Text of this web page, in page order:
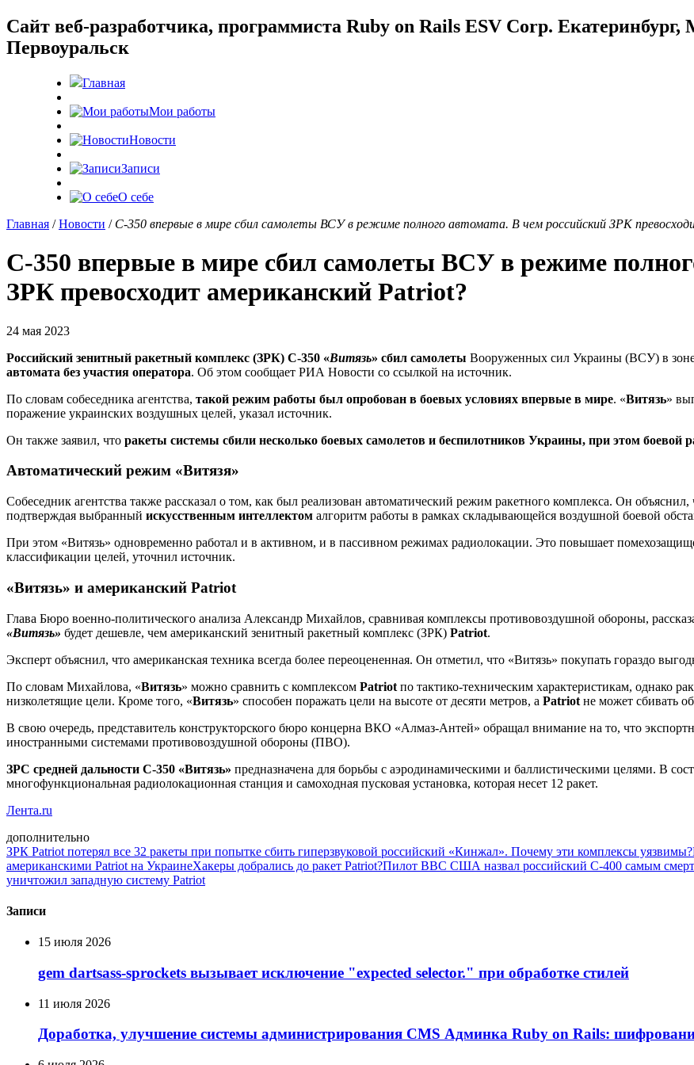
Cайт веб-разработчика, программиста Ruby on Rails ESV Corp.
Первоуральск
Главная
Мои работы
Новости
Записи
О себе
Главная /Новости / С-350 впервые в мире сбил самолеты ВСУ в режиме полного автомата. В чем российский ЗРК
С-350 впервые в мире сбил самолеты ВСУ в режиме
ЗРК превосходит американский Patriot?
24 мая 2023
Российский зенитный ракетный комплекс (ЗРК) С-350 «Витязь» сбил самолеты Вооруженных сил Украины (ВСУ) в
автомата без участия оператора. Об этом сообщает РИА Новости со ссылкой на источник.
По словам собеседника агентства, такой режим работы был опробован в боевых условиях впервые в мире. «Витязь»
поражение украинских воздушных целей, указал источник.
Он также заявил, что ракеты системы сбили несколько боевых самолетов и беспилотников Украины, при этом боевой
Автоматический режим «Витязя»
Собеседник агентства также рассказал о том, как был реализован автоматический режим ракетного комплекса. Он
подтверждая выбранный искусственным интеллектом алгоритм работы в рамках складывающейся воздушной боевой
При этом «Витязь» одновременно работал и в активном, и в пассивном режимах радиолокации. Это повышает
классификации целей, уточнил источник.
«Витязь» и американский Patriot
Глава Бюро военно-политического анализа Александр Михайлов, сравнивая комплексы противовоздушной обороны,
«Витязь» будет дешевле, чем американский зенитный ракетный комплекс (ЗРК) Patriot.
Эксперт объяснил, что американская техника всегда более переоцененная. Он отметил, что «Витязь» покупать гораздо
По словам Михайлова, «Витязь» можно сравнить с комплексом Patriot по тактико-техническим характеристикам, однако
низколетящие цели. Кроме того, «Витязь» способен поражать цели на высоте от десяти метров, а Patriot не может сбивать
В свою очередь, представитель конструкторского бюро концерна ВКО «Алмаз-Антей» обращал внимание на то, что
иностранными системами противовоздушной обороны (ПВО).
ЗРС средней дальности С-350 «Витязь» предназначена для борьбы с аэродинамическими и баллистическими целями. В
многофункциональная радиолокационная станция и самоходная пусковая установка, которая несет 12 ракет.
Лента.ru
дополнительно
ЗРК Patriot потерял все 32 ракеты при попытке сбить гиперзвуковой российский «Кинжал». Почему эти комплексы уязвимы?
американскими Patriot на УкраинеХакеры добрались до ракет Patriot?Пилот ВВС США назвал российский С-400 самым
уничтожил западную систему Patriot
Записи
15 июля 2026
gem dartsass-sprockets вызывает исключение "expected selector." при обработке стилей
11 июля 2026
Доработка, улучшение системы администрирования CMS Админка Ruby on Rails: